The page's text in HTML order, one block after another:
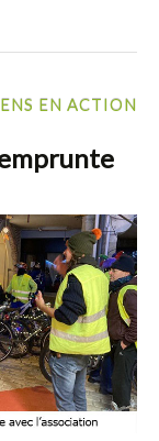
EN ACTION